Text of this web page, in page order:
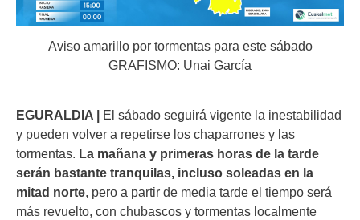
Aviso amarillo por tormentas para este sábado
GRAFISMO: Unai García
EGURALDIA | El sábado seguirá vigente la inestabilidad
y pueden volver a repetirse los chaparrones y las
tormentas. La mañana y primeras horas de la tarde
serán bastante tranquilas, incluso soleadas en la
mitad norte, pero a partir de media tarde el tiempo será
más revuelto, con chubascos y tormentas localmente